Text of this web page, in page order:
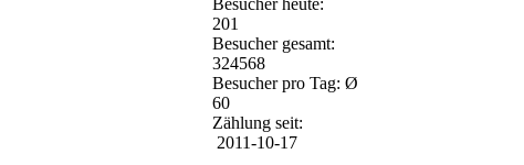
Besucher heute:
201
Besucher gesamt:
324568
Besucher pro Tag: Ø
60
Zählung seit:
2011-10-17